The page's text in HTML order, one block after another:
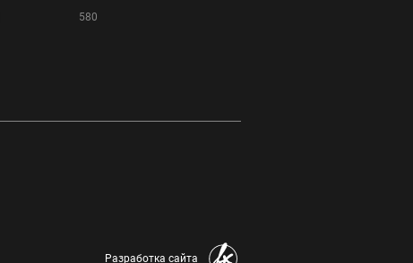
580
Разработка сайта